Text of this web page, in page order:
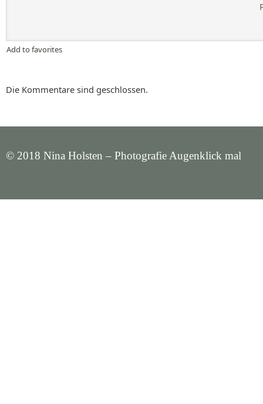
Add to favorites
Die Kommentare sind geschlossen.
© 2018 Nina Holsten – Photografie Augenklick mal